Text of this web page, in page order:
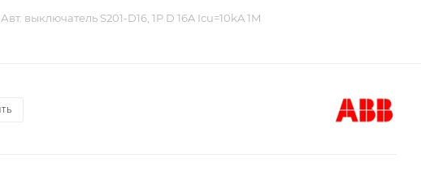
Авт. выключатель S201-D16, 1P D 16A Icu=10kA 1M